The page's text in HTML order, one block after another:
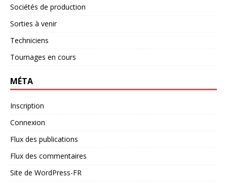
Sociétés de production
Sorties à venir
Techniciens
Tournages en cours
MÉTA
Inscription
Connexion
Flux des publications
Flux des commentaires
Site de WordPress-FR